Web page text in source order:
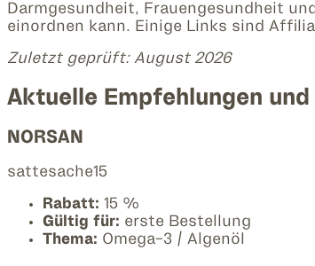
Darmgesundheit, Frauengesundheit
einordnen kann. Einige Links sind
Zuletzt geprüft: August 2026
Aktuelle Empfehlungen
NORSAN
sattesache15
Rabatt: 15 %
Gültig für: erste Bestellung
Thema: Omega-3 / Algenöl